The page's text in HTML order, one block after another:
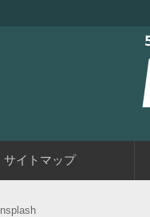
ト｜ 50代
アフィリエイトブログ
サイトマップ